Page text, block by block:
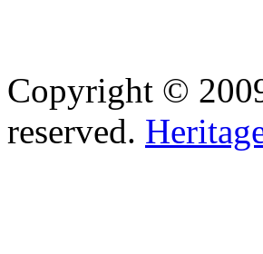
Copyright ©
reserved.